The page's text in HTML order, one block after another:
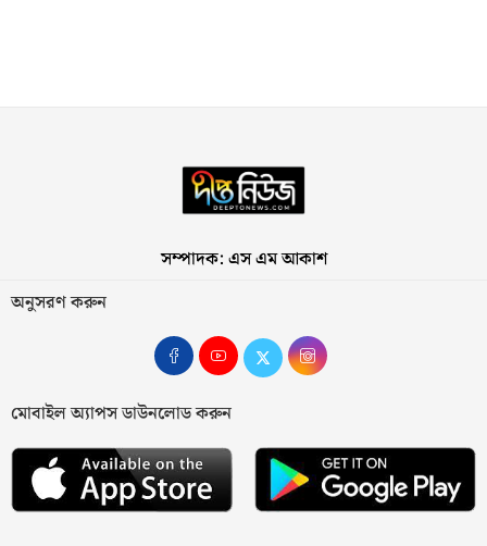
সম্পাদক: এস এম আকাশ
অনুসরণ করুন
মোবাইল অ্যাপস ডাউনলোড করুন